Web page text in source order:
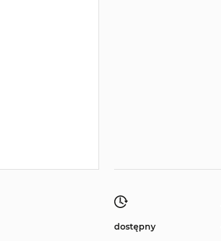
dostępny